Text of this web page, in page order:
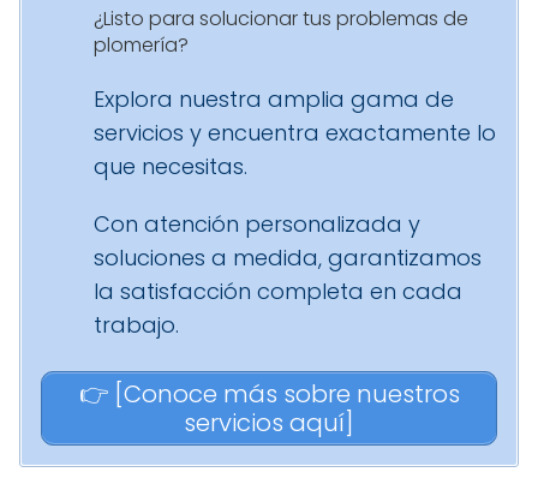
¿Listo para solucionar tus problemas de
plomería?
Explora nuestra amplia gama de
servicios y encuentra exactamente lo
que necesitas.
Con atención personalizada y
soluciones a medida, garantizamos
la satisfacción completa en cada
trabajo.
👉 [Conoce más sobre nuestros
servicios aquí]